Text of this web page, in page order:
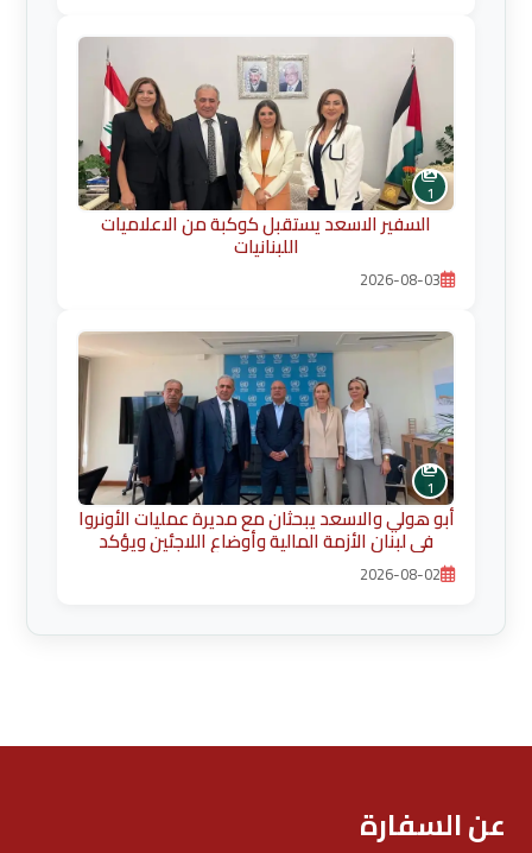
1
السفير الاسعد يستقبل كوكبة من الاعلاميات
اللبنانيات
2026-08-03
1
أبو هولي والاسعد يبحثان مع مديرة عمليات الأونروا
في لبنان الأزمة المالية وأوضاع اللاجئين ويؤكد
ضرورة حماية الخدمات الأساسية2026-08-02
عن السفارة